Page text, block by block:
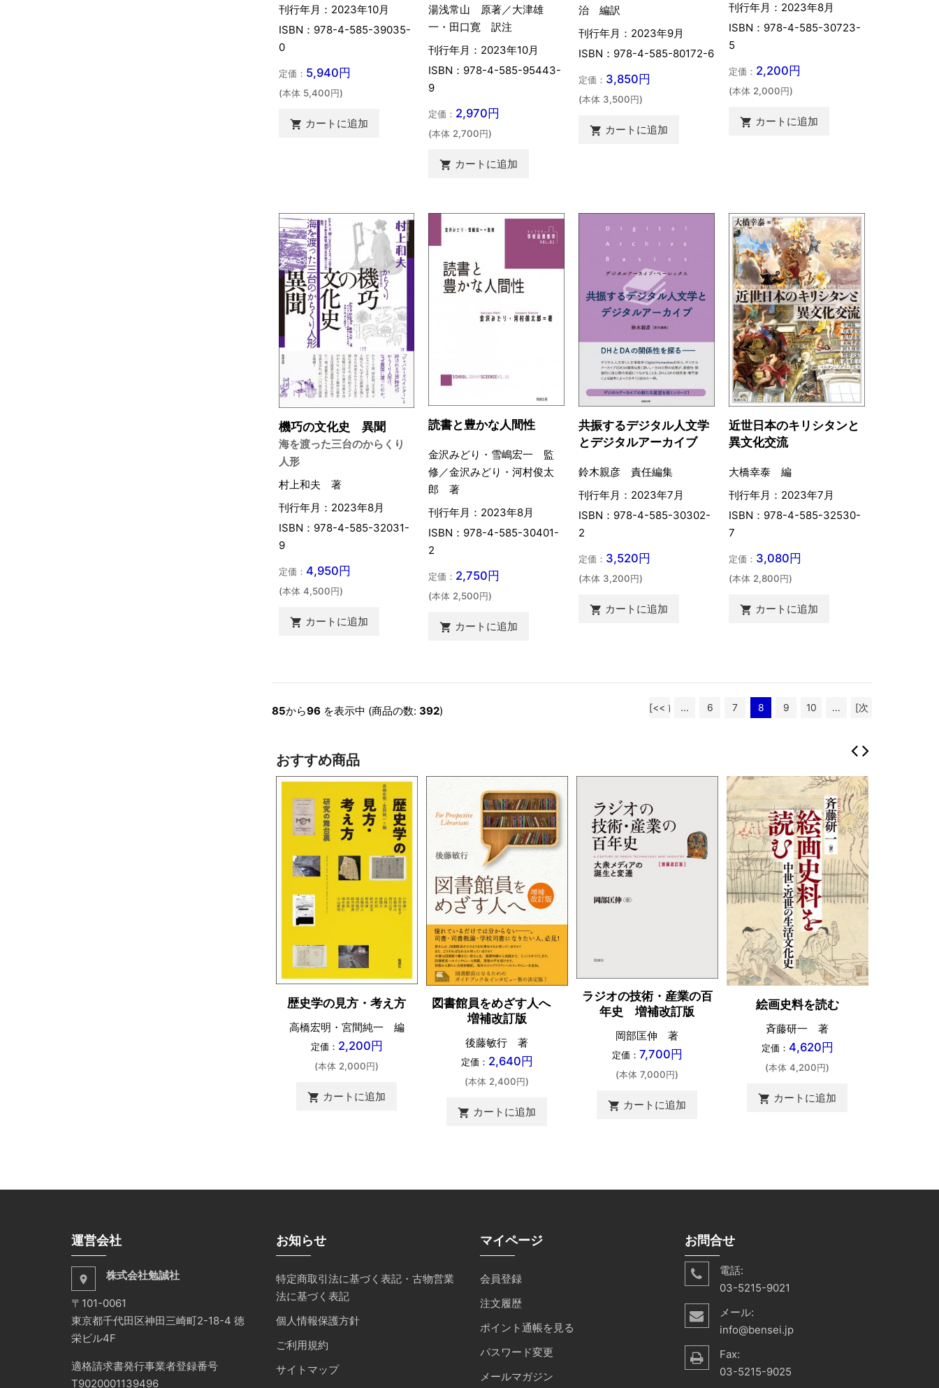
刊行年月：2023年10月
ISBN：978-4-585-39035-
0
定価： 5,940円
(本体 5,400円)
 カートに追加
湯浅常山 原著／大津雄
一・田口寛 訳注
刊行年月：2023年10月
ISBN：978-4-585-95443-
9
定価： 2,970円
(本体 2,700円)
 カートに追加
治 編訳
刊行年月：2023年9月
ISBN：978-4-585-80172-6
定価： 3,850円
(本体 3,500円)
 カートに追加
刊行年月：2023年8月
ISBN：978-4-585-30723-
5
定価： 2,200円
(本体 2,000円)
 カートに追加
機巧の文化史 異聞
海を渡った三台のからくり
人形
村上和夫 著
刊行年月：2023年8月
ISBN：978-4-585-32031-
9
定価： 4,950円
(本体 4,500円)
 カートに追加
読書と豊かな人間性
金沢みどり・雪嶋宏一 監
修／金沢みどり・河村俊太
郎 著
刊行年月：2023年8月
ISBN：978-4-585-30401-
2
定価： 2,750円
(本体 2,500円)
 カートに追加
共振するデジタル人文学
とデジタルアーカイブ
鈴木親彦 責任編集
刊行年月：2023年7月
ISBN：978-4-585-30302-
2
定価： 3,520円
(本体 3,200円)
 カートに追加
近世日本のキリシタンと
異文化交流
大橋幸泰 編
刊行年月：2023年7月
ISBN：978-4-585-32530-
7
定価： 3,080円
(本体 2,800円)
 カートに追加
[<< 前
... 6 7 8 9 10 ...
[次
85から96 を表示中 (商品の数: 392)
おすすめ商品
歴史学の見方・考え方
高橋宏明・宮間純一 編
定価： 2,200円
(本体 2,000円)
shopping_cart カートに追加
図書館員をめざす人へ
増補改訂版
後藤敏行 著
定価： 2,640円
(本体 2,400円)
shopping_cart カートに追加
ラジオの技術・産業の百
年史 増補改訂版
岡部匡伸 著
定価： 7,700円
(本体 7,000円)
shopping_cart カートに追加
絵画史料を読む
斉藤研一 著
定価： 4,620円
(本体 4,200円)
shopping_cart カートに追加
運営会社
place 株式会社勉誠社
〒101-0061
東京都千代田区神田三崎町2-18-4 徳
栄ビル4F
適格請求書発行事業者登録番号
T9020001139496
お知らせ
特定商取引法に基づく表記・古物営業
法に基づく表記
個人情報保護方針
ご利用規約
サイトマップ
マイページ
会員登録
注文履歴
ポイント通帳を見る
パスワード変更
メールマガジン
お問合せ
電話:
03-5215-9021
メール:
info@bensei.jp
Fax:
03-5215-9025